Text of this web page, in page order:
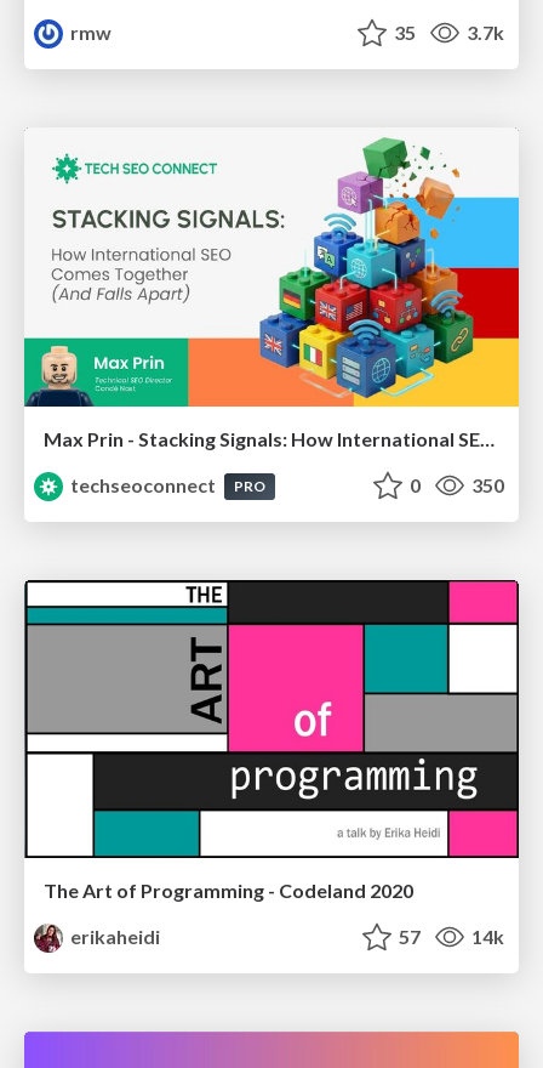
rmw
35 3.7k
Max Prin - Stacking Signals: How International SEO Comes Together (And Falls Apart)
techseoconnect
PRO 0 350
The Art of Programming - Codeland 2020
erikaheidi
57 14k